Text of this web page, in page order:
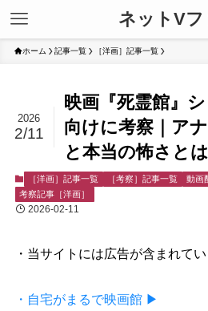
ネットVフ
ホーム 記事一覧 ［洋画］記事一覧
映画『死霊館』
向けに考察｜ア
と本当の怖さと
2026
2/11
［洋画］記事一覧 ［考察］記事一覧 動画
考察記事［洋画］
2026-02-11
・当サイトには広告が含まれてい
・自宅がまるで映画館 ▶